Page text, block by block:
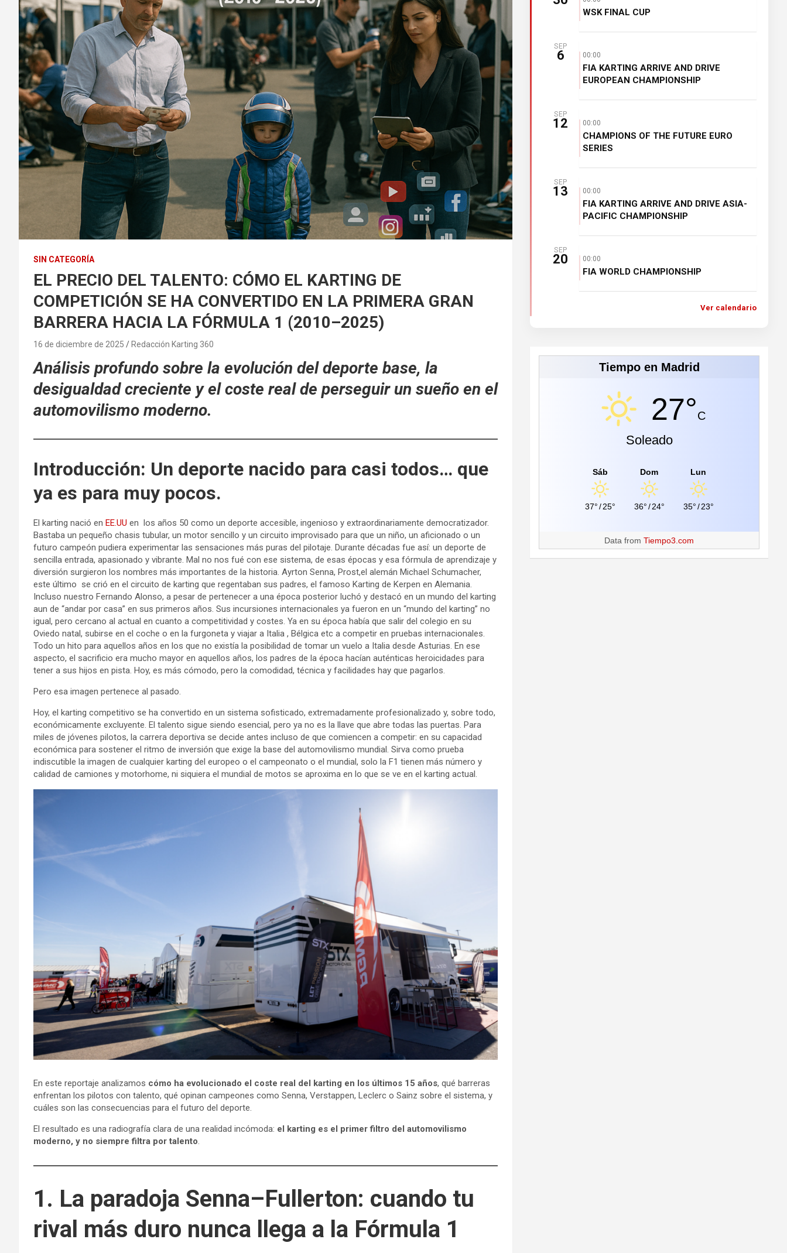
SIN CATEGORÍA
EL PRECIO DEL TALENTO: CÓMO EL KARTING DE
COMPETICIÓN SE HA CONVERTIDO EN LA PRIMERA GRAN
BARRERA HACIA LA FÓRMULA 1 (2010–2025)
16 de diciembre de 2025 Redacción Karting 360
Análisis profundo sobre la evolución del deporte base, la
desigualdad creciente y el coste real de perseguir un sueño en el
automovilismo moderno.
Introducción: Un deporte nacido para casi todos… que
ya es para muy pocos.
El karting nació en EE.UU en los años 50 como un deporte accesible, ingenioso y extraordinariamente democratizador.
Bastaba un pequeño chasis tubular, un motor sencillo y un circuito improvisado para que un niño, un aficionado o un
futuro campeón pudiera experimentar las sensaciones más puras del pilotaje. Durante décadas fue así: un deporte de
sencilla entrada, apasionado y vibrante. Mal no nos fué con ese sistema, de esas épocas y esa fórmula de aprendizaje y
diversión surgieron los nombres más importantes de la historia. Ayrton Senna, Prost,el alemán Michael Schumacher,
este último se crió en el circuito de karting que regentaban sus padres, el famoso Karting de Kerpen en Alemania.
Incluso nuestro Fernando Alonso, a pesar de pertenecer a una época posterior luchó y destacó en un mundo del karting
aun de “andar por casa” en sus primeros años. Sus incursiones internacionales ya fueron en un “mundo del karting” no
igual, pero cercano al actual en cuanto a competitividad y costes. Ya en su época había que salir del colegio en su
Oviedo natal, subirse en el coche o en la furgoneta y viajar a Italia , Bélgica etc a competir en pruebas internacionales.
Todo un hito para aquellos años en los que no existía la posibilidad de tomar un vuelo a Italia desde Asturias. En ese
aspecto, el sacrificio era mucho mayor en aquellos años, los padres de la época hacían auténticas heroicidades para
tener a sus hijos en pista. Hoy, es más cómodo, pero la comodidad, técnica y facilidades hay que pagarlos.
Pero esa imagen pertenece al pasado.
Hoy, el karting competitivo se ha convertido en un sistema sofisticado, extremadamente profesionalizado y, sobre todo,
económicamente excluyente. El talento sigue siendo esencial, pero ya no es la llave que abre todas las puertas. Para
miles de jóvenes pilotos, la carrera deportiva se decide antes incluso de que comiencen a competir: en su capacidad
económica para sostener el ritmo de inversión que exige la base del automovilismo mundial. Sirva como prueba
indiscutible la imagen de cualquier karting del europeo o el campeonato o el mundial, solo la F1 tienen más número y
calidad de camiones y motorhome, ni siquiera el mundial de motos se aproxima en lo que se ve en el karting actual.
En este reportaje analizamos cómo ha evolucionado el coste real del karting en los últimos 15 años, qué barreras
enfrentan los pilotos con talento, qué opinan campeones como Senna, Verstappen, Leclerc o Sainz sobre el sistema, y
cuáles son las consecuencias para el futuro del deporte.
El resultado es una radiografía clara de una realidad incómoda: el karting es el primer filtro del automovilismo
moderno, y no siempre filtra por talento.
1. La paradoja Senna–Fullerton: cuando tu
rival más duro nunca llega a la Fórmula 1
WSK FINAL CUP
SEP
6 00:00
FIA KARTING ARRIVE AND DRIVE
EUROPEAN CHAMPIONSHIP
SEP
12 00:00
CHAMPIONS OF THE FUTURE EURO
SERIES
SEP
13 00:00
FIA KARTING ARRIVE AND DRIVE ASIA-
PACIFIC CHAMPIONSHIP
SEP
20 00:00
FIA WORLD CHAMPIONSHIP
Ver calendario
Tiempo en Madrid
27°C
Soleado
Sáb
37°/ 25°
Dom
36°/ 24°
Lun
35°/ 23°
Data fromTiempo3.com